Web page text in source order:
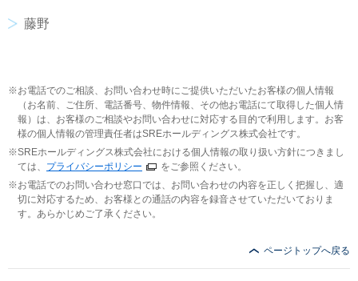
藤野
お電話でのご相談、お問い合わせ時にご提供いただいたお客様の個人情報
（お名前、ご住所、電話番号、物件情報、その他お電話にて取得した個人情
報）は、お客様のご相談やお問い合わせに対応する目的で利用します。お客
様の個人情報の管理責任者はSREホールディングス株式会社です。
SREホールディングス株式会社における個人情報の取り扱い方針につきまし
ては、 プライバシーポリシー
をご参照ください。
お電話でのお問い合わせ窓口では、お問い合わせの内容を正しく把握し、適
切に対応するため、お客様との通話の内容を録音させていただいておりま
す。あらかじめご了承ください。
ページトップへ戻る